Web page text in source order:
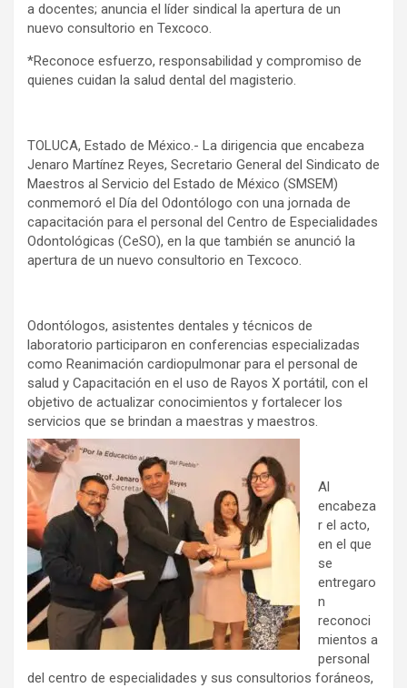
a docentes; anuncia el líder sindical la apertura de un
nuevo consultorio en Texcoco.
*Reconoce esfuerzo, responsabilidad y compromiso de
quienes cuidan la salud dental del magisterio.
TOLUCA, Estado de México.- La dirigencia que encabeza
Jenaro Martínez Reyes, Secretario General del Sindicato de
Maestros al Servicio del Estado de México (SMSEM)
conmemoró el Día del Odontólogo con una jornada de
capacitación para el personal del Centro de Especialidades
Odontológicas (CeSO), en la que también se anunció la
apertura de un nuevo consultorio en Texcoco.
Odontólogos, asistentes dentales y técnicos de
laboratorio participaron en conferencias especializadas
como Reanimación cardiopulmonar para el personal de
salud y Capacitación en el uso de Rayos X portátil, con el
objetivo de actualizar conocimientos y fortalecer los
servicios que se brindan a maestras y maestros.
Al
encabeza
r el acto,
en el que
se
entregaro
n
reconoci
mientos a
personal
del centro de especialidades y sus consultorios foráneos,